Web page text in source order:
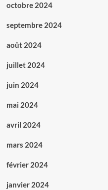
octobre 2024
septembre 2024
août 2024
juillet 2024
juin 2024
mai 2024
avril 2024
mars 2024
février 2024
janvier 2024